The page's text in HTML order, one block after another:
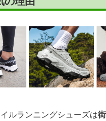
ルランニングシューズは